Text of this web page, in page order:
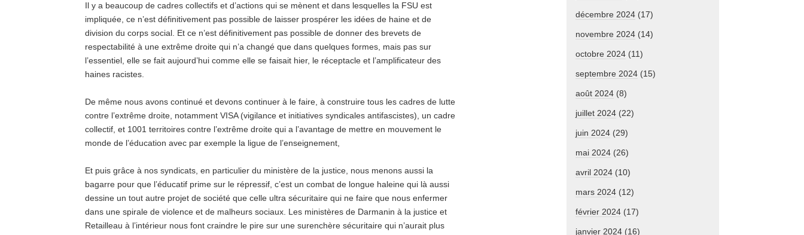
Il y a beaucoup de cadres collectifs et d’actions qui se mènent et dans lesquelles la FSU est
impliquée, ce n’est définitivement pas possible de laisser prospérer les idées de haine et de
division du corps social. Et ce n’est définitivement pas possible de donner des brevets de
respectabilité à une extrême droite qui n’a changé que dans quelques formes, mais pas sur
l’essentiel, elle se fait aujourd’hui comme elle se faisait hier, le réceptacle et l’amplificateur des
haines racistes.
De même nous avons continué et devons continuer à le faire, à construire tous les cadres de lutte
contre l’extrême droite, notamment VISA (vigilance et initiatives syndicales antifascistes), un cadre
collectif, et 1001 territoires contre l’extrême droite qui a l’avantage de mettre en mouvement le
monde de l’éducation avec par exemple la ligue de l’enseignement,
Et puis grâce à nos syndicats, en particulier du ministère de la justice, nous menons aussi la
bagarre pour que l’éducatif prime sur le répressif, c’est un combat de longue haleine qui là aussi
dessine un tout autre projet de société que celle ultra sécuritaire qui ne faire que nous enfermer
dans une spirale de violence et de malheurs sociaux. Les ministères de Darmanin à la justice et
Retailleau à l’intérieur nous font craindre le pire sur une surenchère sécuritaire qui n’aurait plus
décembre 2024 (17)
novembre 2024 (14)
octobre 2024 (11)
septembre 2024 (15)
août 2024 (8)
juillet 2024 (22)
juin 2024 (29)
mai 2024 (26)
avril 2024 (10)
mars 2024 (12)
février 2024 (17)
janvier 2024 (16)